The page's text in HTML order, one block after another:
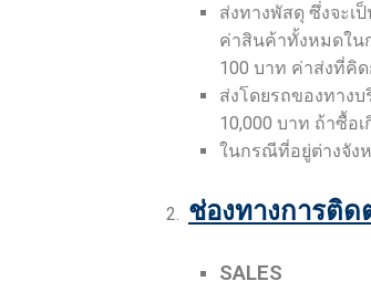
ส่งทางพัสดุ ซึ่งจะ
ค่าสินค้าทั้งหมดใน
100 บาท ค่าส่งที่คิ
ส่งโดยรถของทาง
10,000 บาท ถ้าซื้อ
ในกรณีที่อยู่ต่างจัง
2. ช่องทางการติด
SALES